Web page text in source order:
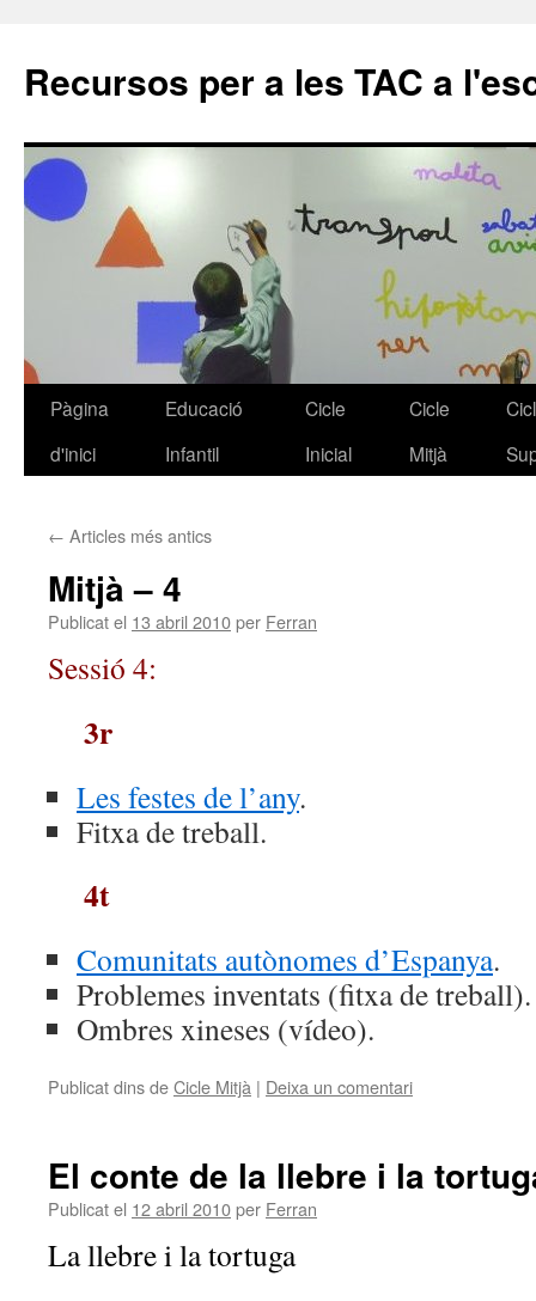
Recursos per a les TAC a
Vés
Pàgina
d'inici
Educació
Infantil
Cicle
Inicial
Cicle
Mitjà
← Articles més antics
Mitjà – 4
Publicat el 13 abril 2010per Ferran
Sessió 4:
3r
Les festes de l’any.
Fitxa de treball.
4t
Comunitats autònomes d’Espanya.
Problemes inventats (fitxa de treball).
Ombres xineses (vídeo).
Publicat dins deCicle Mitjà | Deixa un comentari
El conte de la llebre i la
Publicat el 12 abril 2010per Ferran
La llebre i la tortuga